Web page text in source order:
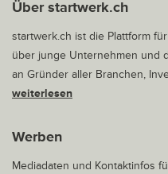
Über startwerk.ch
startwerk.ch ist die Plattform
über junge Unternehmen und
an Gründer aller Branchen,
weiterlesen
Werben
Mediadaten und Kontaktinfos